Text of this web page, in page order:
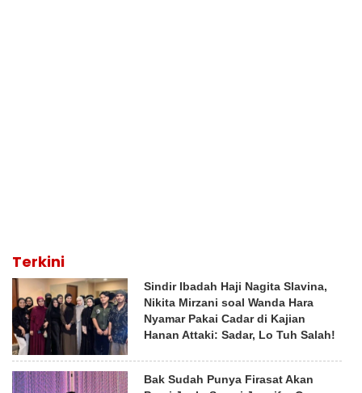
Terkini
Sindir Ibadah Haji Nagita Slavina,
Nikita Mirzani soal Wanda Hara
Nyamar Pakai Cadar di Kajian
Hanan Attaki: Sadar, Lo Tuh Salah!
Bak Sudah Punya Firasat Akan